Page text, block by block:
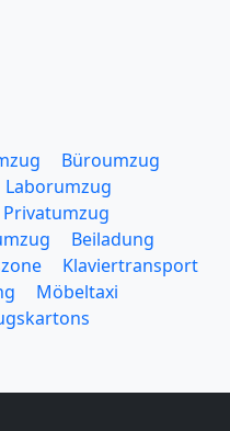
Büroumzug
Laborumzug
Privatumzug
Beiladung
Klaviertransport
Möbeltaxi